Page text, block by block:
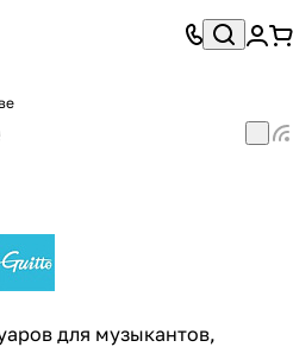
для музыкантов,